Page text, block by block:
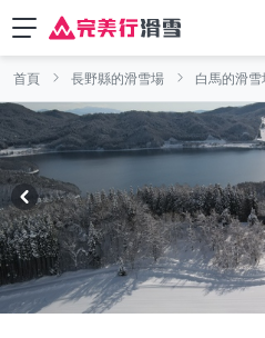
首頁 長野縣的滑雪場 白馬的滑雪